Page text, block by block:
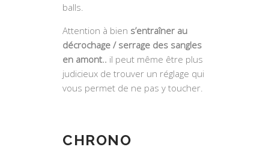
balls.
Attention à bien s’entraîner au
décrochage / serrage des sangles
en amont.. il peut même être plus
judicieux de trouver un réglage qui
vous permet de ne pas y toucher.
CHRONO